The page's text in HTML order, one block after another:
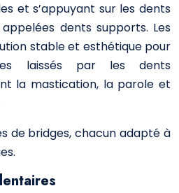
et s’appuyant sur les dents
dents supports. Les
stable et esthétique pour
laissés par les dents
la mastication, la parole et
de bridges, chacun adapté à